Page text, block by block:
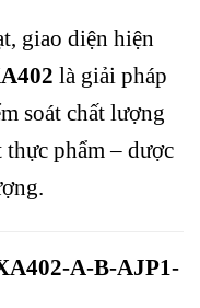
giao diện hiện
là giải pháp
soát chất lượng
phẩm – dược
A-B-AJP1-